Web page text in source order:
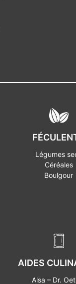
Légumes
Céréales
Boulgour
AIDES
Alsa – Dr.